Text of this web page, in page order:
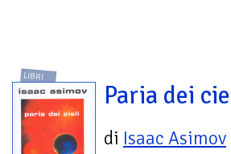
LIBRI
Paria dei
di Isaac Asimov